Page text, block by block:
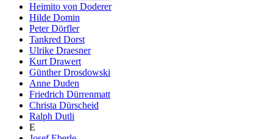
Heimito von Doderer
Hilde Domin
Peter Dörfler
Tankred Dorst
Ulrike Draesner
Kurt Drawert
Günther Drosdowski
Anne Duden
Friedrich Dürrenmatt
Christa Dürscheid
Ralph Dutli
E